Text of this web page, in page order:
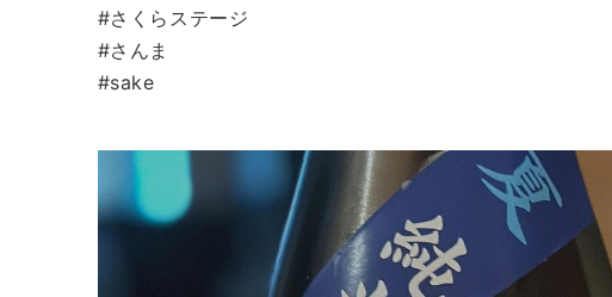
#さくらステージ
#さんま
#sake